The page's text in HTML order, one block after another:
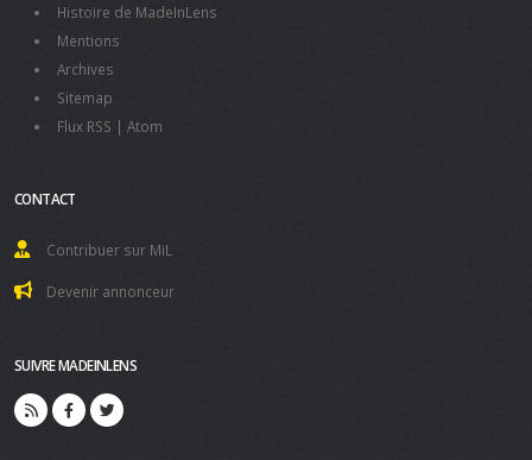
Histoire de MadeInLens
Mentions
Archives
Sitemap
Flux RSS | Atom
CONTACT
Contribuer sur MiL
Devenir annonceur
SUIVRE MADEINLENS